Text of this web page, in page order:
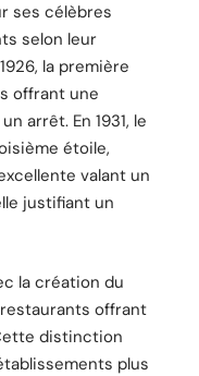
ses célèbres
selon leur
la première
offrant une
arrêt. En 1931, le
étoile,
valant un
justifiant un
la création du
offrant
distinction
plus